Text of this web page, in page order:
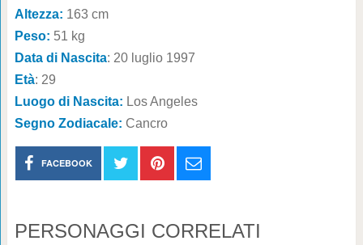
Altezza: 163 cm
Peso: 51 kg
Data di Nascita: 20 luglio 1997
Età: 29
Luogo di Nascita: Los Angeles
Segno Zodiacale: Cancro
FACEBOOK
PERSONAGGI CORRELATI